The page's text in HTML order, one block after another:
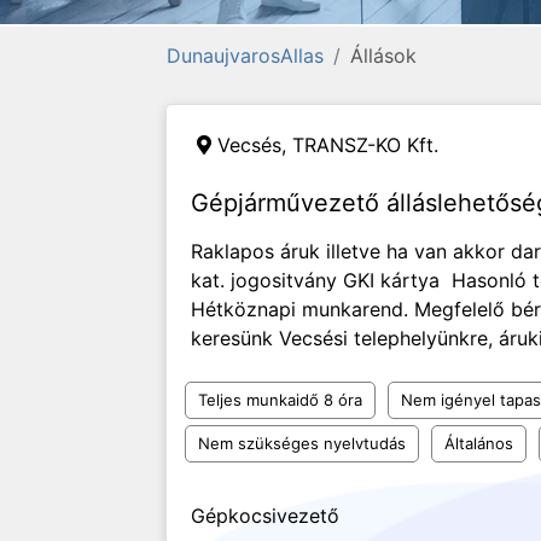
DunaujvarosAllas Állások
Vecsés, TRANSZ-KO Kft.
Gépjárművezető
Raklapos áruk illetve ha van akkor
kat. jogositvány GKI kártya Hasonló
Hétköznapi munkarend. Megfelelő
keresünk Vecsési telephelyünkre,
Teljes munkaidő 8 óra Nem igényel
Nem szükséges nyelvtudás Általános
Gépkocsivezető